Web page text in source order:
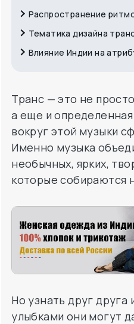
Распространение
Тематика дизайна
Влияние Индии на
Транс — это не
а еще и определенная
вокруг этой музыки
Именно музыка
необычных, ярких,
которые собираются
Но узнать друг друга
улыбками они могут